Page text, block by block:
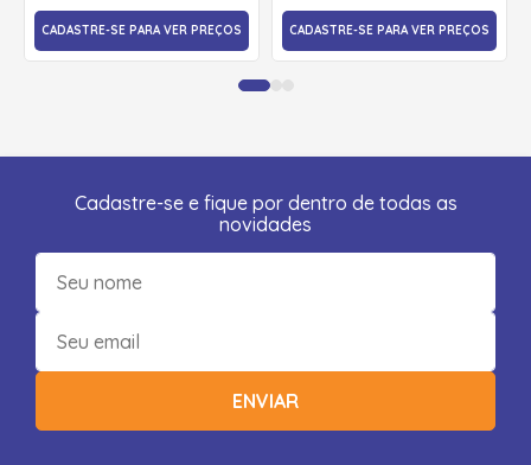
CADASTRE-SE PARA VER PREÇOS CADASTRE-SE PARA VER PREÇOS
Cadastre-se e fique por dentro de todas as
novidades
ENVIAR